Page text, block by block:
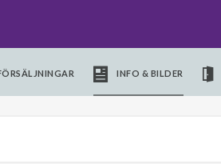
INFO & BILDER